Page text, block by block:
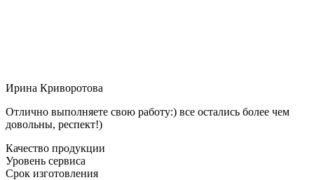
Ирина Криворотова
Отлично выполняете свою работу:) все остались более чем
довольны, респект!)
Качество продукции
Уровень сервиса
Срок изготовления